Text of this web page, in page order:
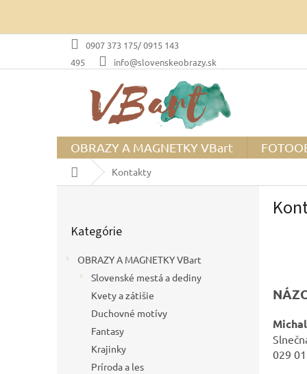
obsah
0907 373 175/ 0915 143
495
info@slovenskeobrazy.sk
OBRAZY A MAGNETKY VBart
DomovKontakty
kategórie
Kategórie
OBRAZY A MAGNETKY VBart
Slovenské mestá a dediny
Kvety a zátišie
Duchovné motívy
Fantasy
Krajinky
Príroda a les
029